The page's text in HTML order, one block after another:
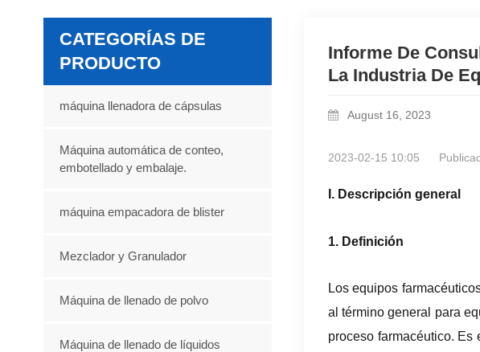
Informe De
La Industria De
August 16, 2023
2023-02-15 10:05
I. Descripción general
1. Definición
Los equipos
al término general para
proceso farmacéutico. Es
CATEGORÍAS DE
PRODUCTO
máquina llenadora de cápsulas
Máquina automática de conteo,
embotellado y embalaje.
máquina empacadora de blister
Mezclador y Granulador
Máquina de llenado de polvo
Máquina de llenado de líquidos